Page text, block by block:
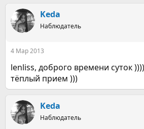
Keda
Наблюдатель
4 Мар 2013
lenliss, доброго времени суток
тёплый прием )))
Keda
Наблюдатель